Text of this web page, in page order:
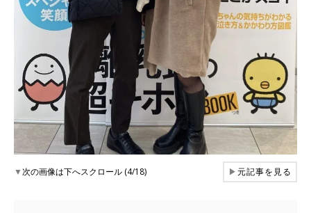
▼次の画像は下へスクロール (4/18) ▶元記事を見る